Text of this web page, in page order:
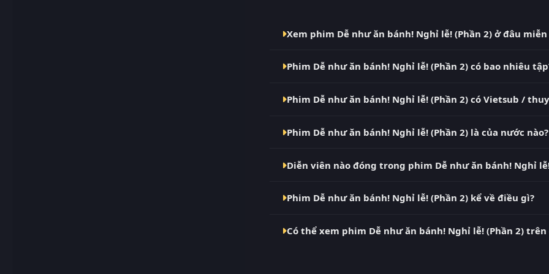
Xem phim Dễ như ăn bánh! Nghỉ lễ! (Phần 2) ở đâu
quảng cáo, cập nhật nhanh nhất. Đây là điểm đến thay thế
Phim Dễ như ăn bánh! Nghỉ lễ! (Phần 2) có bao nhiêu
nhật liên tục mỗi 10 phút khi nguồn có nội dung mới.
Phim Dễ như ăn bánh! Nghỉ lễ! (Phần 2) có Vietsub /
các bản Phụ Đề và Thuyết Minh ngay trong trình phát.
Phim Dễ như ăn bánh! Nghỉ lễ! (Phần 2) là của nước nào?
Diễn viên nào đóng trong phim Dễ như ăn bánh! Nghỉ
Phim Dễ như ăn bánh! Nghỉ lễ! (Phần 2) kể về điều gì?
(Phần 2) (Nailed It! Holiday! (Season 2)) đang gây sốt mạng
Có thể xem phim Dễ như ăn bánh! Nghỉ lễ! (Phần 2)